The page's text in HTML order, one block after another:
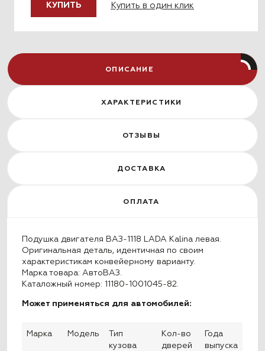
КУПИТЬ Купить в один клик
ОПИСАНИЕ
ХАРАКТЕРИСТИКИ
ОТЗЫВЫ
ДОСТАВКА
ОПЛАТА
Подушка двигателя ВАЗ-1118 LADA Kalina левая.
Оригинальная деталь, идентичная по своим
характеристикам конвейерному варианту.
Марка товара: АвтоВАЗ.
Каталожный номер: 11180-1001045-82.
Может применяться для автомобилей:
Марка Модель
Тип
кузова
Кол-во
дверей
Года
выпуска